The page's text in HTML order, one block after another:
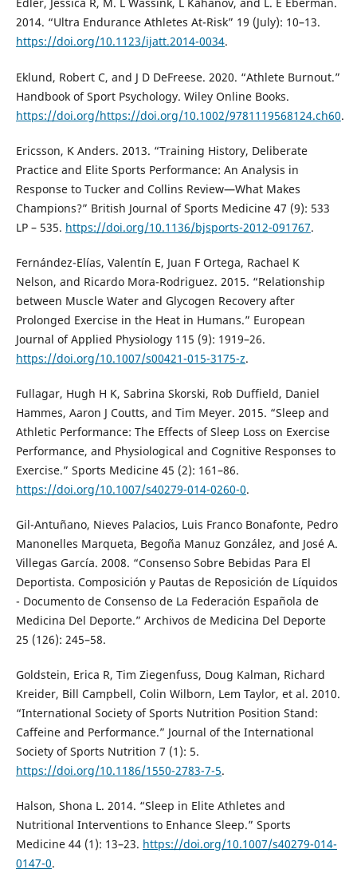
Edler, Jessica R, M. L Wassink, L Kahanov, and L. E Eberman.
2014. “Ultra Endurance Athletes At-Risk” 19 (July): 10–13.
https://doi.org/10.1123/ijatt.2014-0034.
Eklund, Robert C, and J D DeFreese. 2020. “Athlete Burnout.”
Handbook of Sport Psychology. Wiley Online Books.
https://doi.org/https://doi.org/10.1002/9781119568124.ch60.
Ericsson, K Anders. 2013. “Training History, Deliberate
Practice and Elite Sports Performance: An Analysis in
Response to Tucker and Collins Review—What Makes
Champions?” British Journal of Sports Medicine 47 (9): 533
LP – 535. https://doi.org/10.1136/bjsports-2012-091767.
Fernández-Elías, Valentín E, Juan F Ortega, Rachael K
Nelson, and Ricardo Mora-Rodriguez. 2015. “Relationship
between Muscle Water and Glycogen Recovery after
Prolonged Exercise in the Heat in Humans.” European
Journal of Applied Physiology 115 (9): 1919–26.
https://doi.org/10.1007/s00421-015-3175-z.
Fullagar, Hugh H K, Sabrina Skorski, Rob Duffield, Daniel
Hammes, Aaron J Coutts, and Tim Meyer. 2015. “Sleep and
Athletic Performance: The Effects of Sleep Loss on Exercise
Performance, and Physiological and Cognitive Responses to
Exercise.” Sports Medicine 45 (2): 161–86.
https://doi.org/10.1007/s40279-014-0260-0.
Gil-Antuñano, Nieves Palacios, Luis Franco Bonafonte, Pedro
Manonelles Marqueta, Begoña Manuz González, and José A.
Villegas García. 2008. “Consenso Sobre Bebidas Para El
Deportista. Composición y Pautas de Reposición de Líquidos
- Documento de Consenso de La Federación Española de
Medicina Del Deporte.” Archivos de Medicina Del Deporte
25 (126): 245–58.
Goldstein, Erica R, Tim Ziegenfuss, Doug Kalman, Richard
Kreider, Bill Campbell, Colin Wilborn, Lem Taylor, et al. 2010.
“International Society of Sports Nutrition Position Stand:
Caffeine and Performance.” Journal of the International
Society of Sports Nutrition 7 (1): 5.
https://doi.org/10.1186/1550-2783-7-5.
Halson, Shona L. 2014. “Sleep in Elite Athletes and
Nutritional Interventions to Enhance Sleep.” Sports
Medicine 44 (1): 13–23. https://doi.org/10.1007/s40279-014-
0147-0.